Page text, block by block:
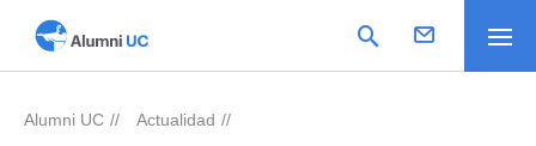
Alumni UC Actualidad